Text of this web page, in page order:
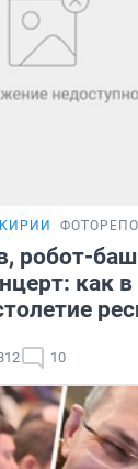
робот-
как
10